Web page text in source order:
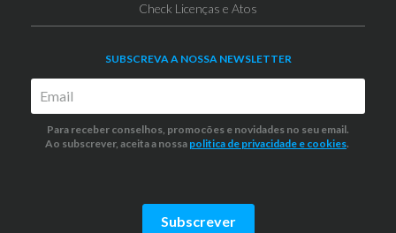
Check Licenças e Atos
SUBSCREVA A NOSSA NEWSLETTER
Para receber conselhos, promocões e novidades no seu email.
Ao subscrever, aceita a nossa politica de privacidade e cookies.
Subscrever